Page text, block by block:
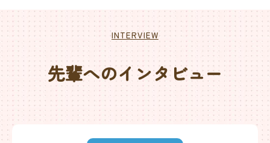
先輩へのインタビュー
INTERVIEW
ご予約はこちら